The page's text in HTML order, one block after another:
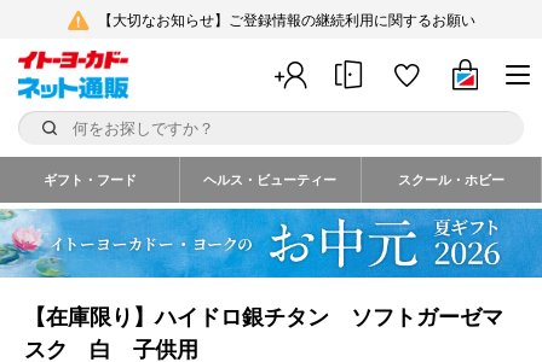
【大切なお知らせ】ご登録情報の継続利用に関するお願い
ギフト・フード ヘルス・ビューティー スクール・ホビー
【在庫限り】ハイドロ銀チタン ソフトガーゼマ
スク 白 子供用